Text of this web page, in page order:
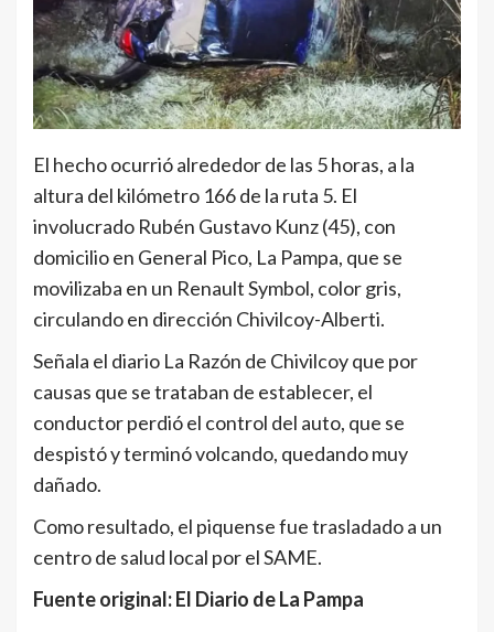
El hecho ocurrió alrededor de las 5 horas, a la
altura del kilómetro 166 de la ruta 5. El
involucrado Rubén Gustavo Kunz (45), con
domicilio en General Pico, La Pampa, que se
movilizaba en un Renault Symbol, color gris,
circulando en dirección Chivilcoy-Alberti.
Señala el diario La Razón de Chivilcoy que por
causas que se trataban de establecer, el
conductor perdió el control del auto, que se
despistó y terminó volcando, quedando muy
dañado.
Como resultado, el piquense fue trasladado a un
centro de salud local por el SAME.
Fuente original: El Diario de La Pampa